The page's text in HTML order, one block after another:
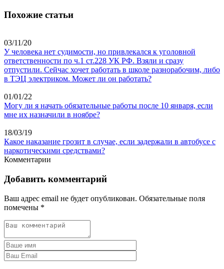
Похожие статьи
03/11/20
У человека нет судимости, но привлекался к уголовной
ответственности по ч.1 ст.228 УК РФ. Взяли и сразу
отпустили. Сейчас хочет работать в школе разнорабочим, либо
в ТЭЦ электриком. Может ли он работать?
01/01/22
Могу ли я начать обязательные работы после 10 января, если
мне их назначили в ноябре?
18/03/19
Какое наказание грозит в случае, если задержали в автобусе с
наркотическими средствами?
Комментарии
Добавить комментарий
Ваш адрес email не будет опубликован. Обязательные поля
помечены *